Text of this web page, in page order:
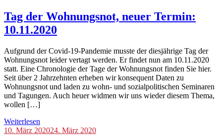
der
Wohnungsnot,
Veranstaltungen
Tag der Wohnungsnot, neuer Termin:
10.11.2020
Aufgrund der Covid-19-Pandemie musste der diesjährige Tag der
Wohnungsnot leider vertagt werden. Er findet nun am 10.11.2020
statt. Eine Chronologie der Tage der Wohnungsnot finden Sie hier.
Seit über 2 Jahrzehnten erheben wir konsequent Daten zu
Wohnungsnot und laden zu wohn- und sozialpolitischen Seminaren
und Tagungen. Auch heuer widmen wir uns wieder diesem Thema,
wollen […]
Weiterlesen
Blog,
10. März 202024. März 2020